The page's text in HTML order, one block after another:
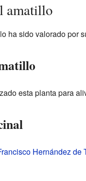
amatillo
ha sido valorado por
esta planta para
Hernández de